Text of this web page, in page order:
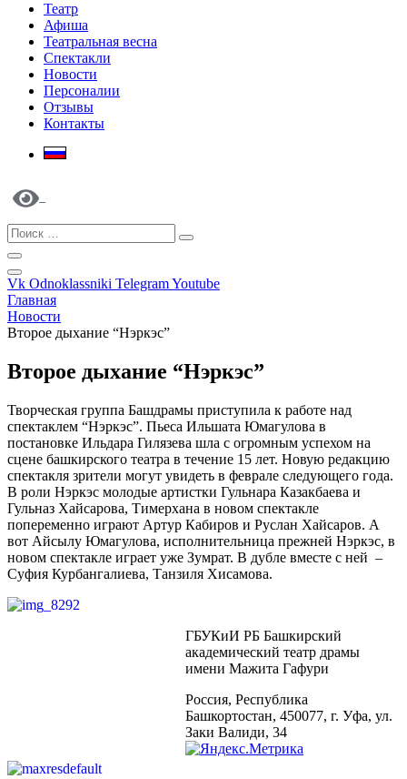
Театр
Афиша
Театральная весна
Спектакли
Новости
Персоналии
Отзывы
Контакты
Vk Odnoklassniki TelegramYoutube
Главная
Новости
Второе дыхание “Нэркэс”
Второе дыхание “Нэркэс”
Творческая группа Башдрамы приступила к работе над
спектаклем “Нэркэс”. Пьеса Ильшата Юмагулова в
постановке Ильдара Гилязева шла с огромным успехом на
сцене башкирского театра в течение 15 лет. Новую редакцию
спектакля зрители могут увидеть в феврале следующего года.
В роли Нэркэс молодые артистки Гульнара Казакбаева и
Гульназ Хайсарова, Тимерхана в новом спектакле
попеременно играют Артур Кабиров и Руслан Хайсаров. А
вот Айсылу Юмагулова, исполнительница прежней Нэркэс, в
новом спектакле играет уже Зумрат. В дубле вместе с ней –
Суфия Курбангалиева, Танзиля Хисамова.
ГБУКиИ РБ Башкирский
академический театр драмы
имени Мажита Гафури
Россия, Республика
Башкортостан, 450077, г. Уфа, ул.
Заки Валиди, 34